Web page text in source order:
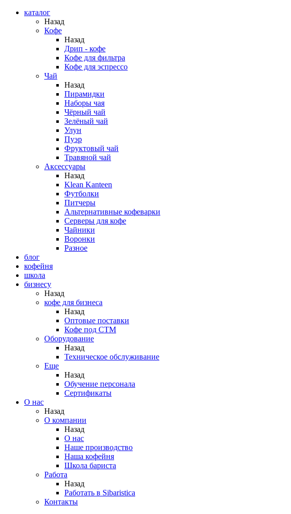
каталог
Назад
Кофе
Назад
Дрип - кофе
Кофе для фильтра
Кофе для эспрессо
Чай
Назад
Пирамидки
Наборы чая
Чёрный чай
Зелёный чай
Улун
Пуэр
Фруктовый чай
Травяной чай
Аксессуары
Назад
Klean Kanteen
Футболки
Питчеры
Альтернативные кофеварки
Серверы для кофе
Чайники
Воронки
Разное
блог
кофейня
школа
бизнесу
Назад
кофе для бизнеса
Назад
Оптовые поставки
Кофе под СТМ
Оборудование
Назад
Техническое обслуживание
Еще
Назад
Обучение персонала
Сертификаты
О нас
Назад
O компании
Назад
О нас
Наше производство
Наша кофейня
Школа бариста
Работа
Назад
Работать в Sibaristica
Контакты